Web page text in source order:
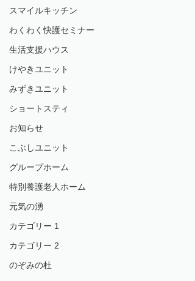
スマイルキッチン
わくわく快護セミナー
生活支援ハウス
けやきユニット
みずきユニット
ショートスティ
お知らせ
こぶしユニット
グループホーム
特別養護老人ホーム
元気の湧
カテゴリー 1
カテゴリー 2
のぞみの杜